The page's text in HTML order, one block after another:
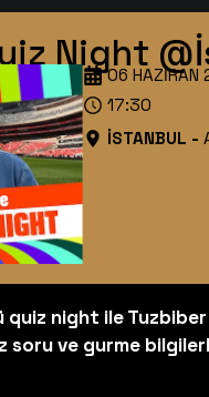
Night
İSTANBUL -
06 HAZIRAN
17:30
quiz night ile
soru ve gurme